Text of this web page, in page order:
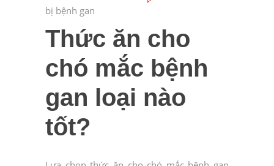
bị bệnh gan
Thức ăn cho
chó mắc bệnh
gan loại nào
tốt?